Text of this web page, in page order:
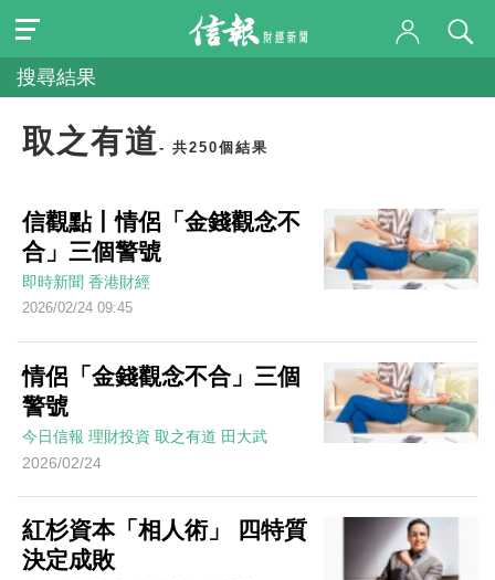
搜尋結果
取之有道 - 共250個結果
信觀點丨情侶「金錢觀念不
合」三個警號
即時新聞 香港財經
2026/02/24 09:45
情侶「金錢觀念不合」三個
警號
今日信報 理財投資 取之有道 田大武
2026/02/24
紅杉資本「相人術」 四特質
決定成敗